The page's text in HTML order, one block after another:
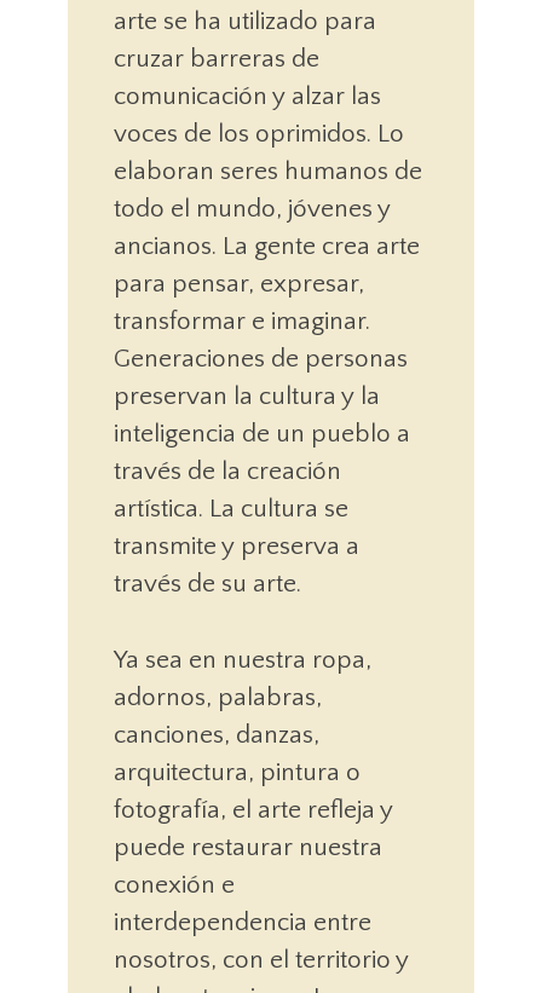
arte se ha utilizado para
cruzar barreras de
comunicación y alzar las
voces de los oprimidos. Lo
elaboran seres humanos de
todo el mundo, jóvenes y
ancianos. La gente crea arte
para pensar, expresar,
transformar e imaginar.
Generaciones de personas
preservan la cultura y la
inteligencia de un pueblo a
través de la creación
artística. La cultura se
transmite y preserva a
través de su arte.
Ya sea en nuestra ropa,
adornos, palabras,
canciones, danzas,
arquitectura, pintura o
fotografía, el arte refleja y
puede restaurar nuestra
conexión e
interdependencia entre
nosotros, con el territorio y